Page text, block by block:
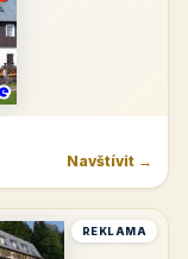
Navštívit →
REKLAMA